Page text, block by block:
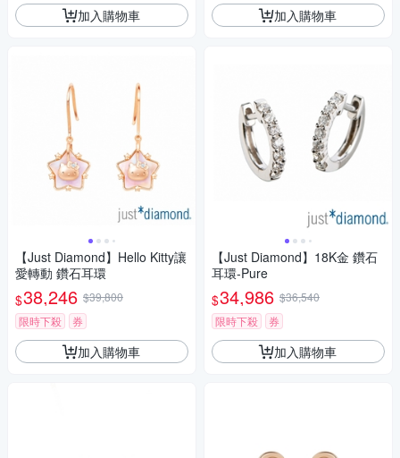
加入購物車
【Just Diamond】Hello Kitty讓
愛轉動 鑽石耳環
$38,246 $39,800
限時下殺
券
加入購物車
加入購物車
【Just Diamond】18K金 鑽石
耳環-Pure
$34,986 $36,540
限時下殺
券
加入購物車